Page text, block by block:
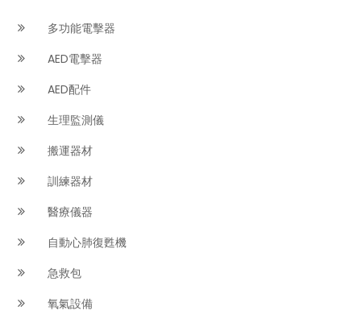
多功能電擊器
AED電擊器
AED配件
生理監測儀
搬運器材
訓練器材
醫療儀器
自動心肺復甦機
急救包
氧氣設備